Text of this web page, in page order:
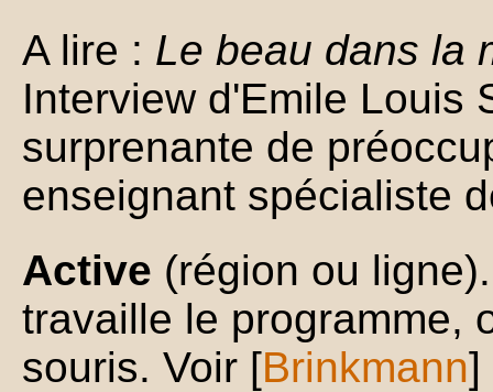
A lire : Le beau dans la
Interview d'Emile Louis
surprenante de
enseignant spécialiste
Active (région ou
travaille le programme,
souris. Voir [Brinkmann]